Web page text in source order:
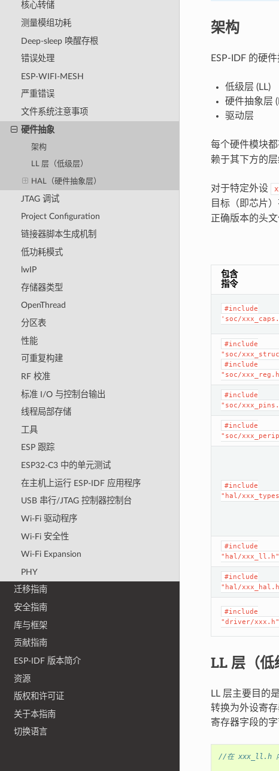
核心转储
测量模组功耗
Deep-sleep 唤醒存根
错误处理
ESP-WIFI-MESH
严重错误
文件系统注意事项
硬件抽象
架构
LL 层（低级层）
HAL（硬件抽象层）
JTAG 调试
Project Configuration
链接器脚本生成机制
低功耗模式
lwIP
存储器类型
OpenThread
分区表
性能
可重复构建
RF 校准
标准 I/O 与控制台输出
线程局部存储
工具
ESP 跟踪
ESP32-C3 中的单元测试
在主机上运行 ESP-IDF 应用程序
USB 串行/JTAG 控制器控制台
Wi-Fi 驱动程序
Wi-Fi 安全性
Wi-Fi Expansion
PHY
迁移指南
安全指南
库与框架
贡献指南
ESP-IDF 版本简介
资源
版权和许可证
关于本指南
切换语言
架构
ESP-IDF 的硬
低级层 (LL)
硬件抽象层
驱动层
每个硬件模块
赖于其下方的
对于特定外设
目标（即芯片
正确版本的头文
包含
指令
#include
'soc/
#include
"soc/
#include
"soc/
#include
"soc/
#include
"soc/
#include
"hal/
#include
"hal/xxx_ll.h"
#include
"hal/
#include
"driver/xxx.h"
LL 层（低
LL 层主要目的
转换为外设寄
寄存器字段的字
//在 xxx_ll.h